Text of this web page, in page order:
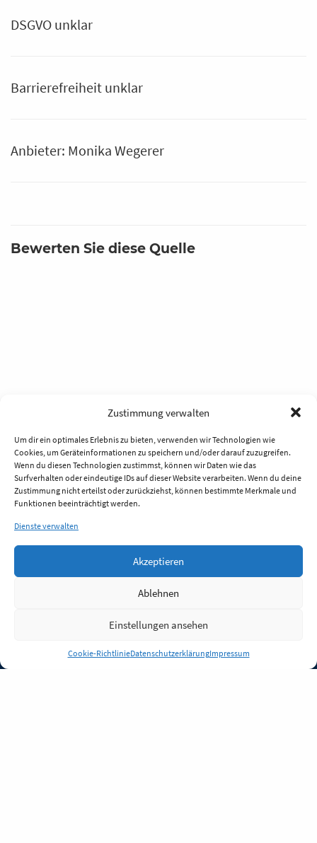
Zustimmung verwalten
Um dir ein optimales Erlebnis zu bieten, verwenden wir Technologien wie
Cookies, um Geräteinformationen zu speichern und/oder darauf zuzugreifen.
Wenn du diesen Technologien zustimmst, können wir Daten wie das
Surfverhalten oder eindeutige IDs auf dieser Website verarbeiten. Wenn du deine
Zustimmung nicht erteilst oder zurückziehst, können bestimmte Merkmale und
Funktionen beeinträchtigt werden.
Dienste verwalten
Akzeptieren
Ablehnen
Einstellungen ansehen
Cookie-RichtlinieDatenschutzerklärungImpressum
DSGVO unklar
Barrierefreiheit unklar
Anbieter: Monika Wegerer
Bewerten Sie diese Quelle